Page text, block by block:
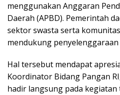
menggunakan Anggaran
Daerah (APBD). Pemerintah
sektor swasta serta
mendukung penyelenggaraan
Hal tersebut mendapat
Koordinator Bidang Pangan
hadir langsung pada